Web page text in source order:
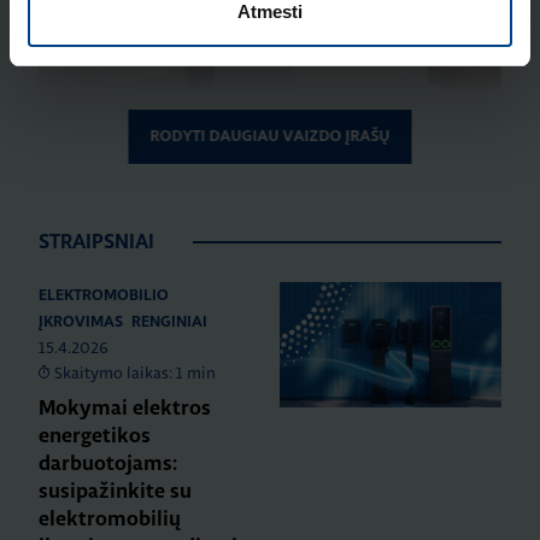
Atmesti
Play
RODYTI DAUGIAU VAIZDO ĮRAŠŲ
STRAIPSNIAI
ELEKTROMOBILIO
ĮKROVIMAS
RENGINIAI
15.4.2026
Skaitymo laikas: 1 min
Mokymai elektros
energetikos
darbuotojams:
susipažinkite su
elektromobilių